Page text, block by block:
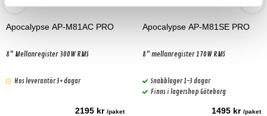
Apocalypse AP-M81AC PRO
8" Mellanregister 300W RMS
Hos leverantör 3+ dagar
2195 kr /paket
Apocalypse AP-M81SE PRO
8" mellanregister 170W RMS
Snabblager 1-3 dagar
Finns i lagershop Göteborg
1495 kr /paket